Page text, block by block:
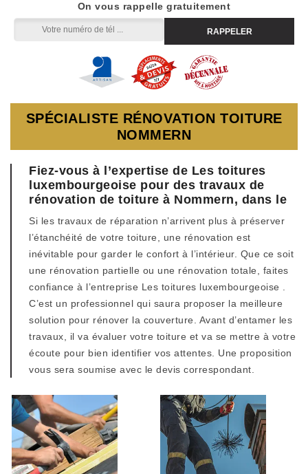
On vous rappelle gratuitement
SPÉCIALISTE RÉNOVATION TOITURE
NOMMERN
Fiez-vous à l’expertise de Les toitures
luxembourgeoise pour des travaux de
rénovation de toiture à Nommern, dans le
Si les travaux de réparation n’arrivent plus à préserver
l’étanchéité de votre toiture, une rénovation est
inévitable pour garder le confort à l’intérieur. Que ce soit
une rénovation partielle ou une rénovation totale, faites
confiance à l’entreprise Les toitures luxembourgeoise .
C’est un professionnel qui saura proposer la meilleure
solution pour rénover la couverture. Avant d’entamer les
travaux, il va évaluer votre toiture et va se mettre à votre
écoute pour bien identifier vos attentes. Une proposition
vous sera soumise avec le devis correspondant.